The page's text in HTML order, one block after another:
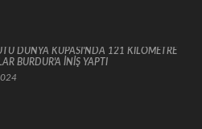
DÜNYA KUPASI'NDA 121 KİLOMETRE
BURDUR'A İNİŞ YAPTI